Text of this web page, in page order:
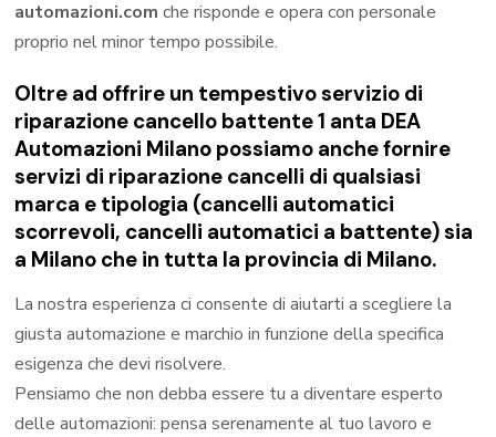
automazioni.com che risponde e opera con personale
proprio nel minor tempo possibile.
Oltre ad offrire un tempestivo servizio di
riparazione cancello battente 1 anta DEA
Automazioni Milano possiamo anche fornire
servizi di riparazione cancelli di qualsiasi
marca e tipologia (cancelli automatici
scorrevoli, cancelli automatici a battente) sia
a Milano che in tutta la provincia di Milano.
La nostra esperienza ci consente di aiutarti a scegliere la
giusta automazione e marchio in funzione della specifica
esigenza che devi risolvere.
Pensiamo che non debba essere tu a diventare esperto
delle automazioni: pensa serenamente al tuo lavoro e